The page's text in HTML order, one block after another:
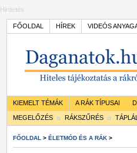
Hirdetés
FŐOLDAL HÍREK VIDEÓS
KIEMELT TÉMÁK A RÁK TÍPUSAI
MEGELŐZÉS RÁKSZŰRÉS
FŐOLDAL > ÉLETMÓD ÉS A RÁK >